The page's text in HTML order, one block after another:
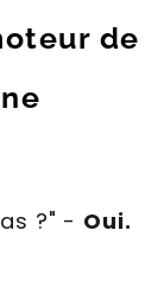
de
?" - Oui.